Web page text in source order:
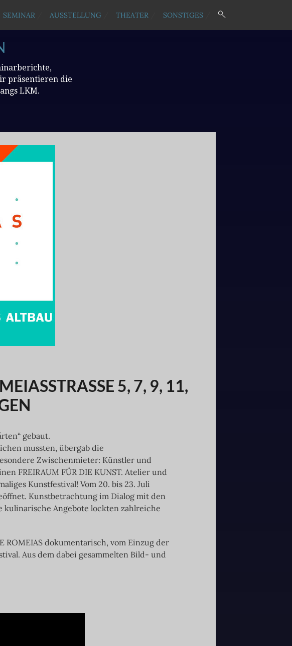
SEMINAR AUSSTELLUNG THEATER SONSTIGES
präsentieren die
LKM.
5, 7, 9, 11, 1
gebaut.
mussten, übergab die
Zwischenmieter: Künstler und
FREIRAUM FÜR DIE KUNST. Atelier und
Kunstfestival! Vom 20. bis 23. Juli
Kunstbetrachtung im Dialog mit den
kulinarische Angebote lockten zahlreiche
ROMEIAS dokumentarisch, vom Einzug der
Aus dem dabei gesammelten Bild- und